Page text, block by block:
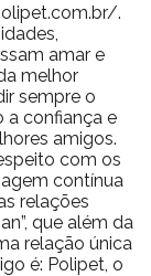
.
amar e
melhor
sempre o
a confiança e
amigos.
com os
contínua
relações
que além da
relação única
é: Polipet, o